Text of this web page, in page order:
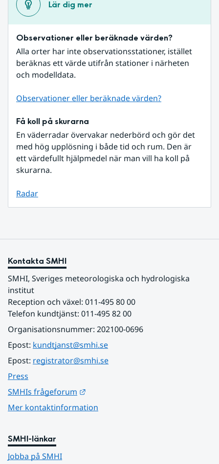
Lär dig mer
Observationer eller beräknade värden?
Alla orter har inte observationsstationer, istället
beräknas ett värde utifrån stationer i närheten
och modelldata.
Observationer eller beräknade värden?
Få koll på skurarna
En väderradar övervakar nederbörd och gör det
med hög upplösning i både tid och rum. Den är
ett värdefullt hjälpmedel när man vill ha koll på
skurarna.
Radar
Kontakta SMHI
SMHI, Sveriges meteorologiska och hydrologiska
institut
Reception och växel: 011-495 80 00
Telefon kundtjänst: 011-495 82 00
Organisationsnummer: 202100-0696
Epost: kundtjanst@smhi.se
Epost: registrator@smhi.se
Press
SMHIs frågeforum
Mer kontaktinformation
SMHI-länkar
Jobba på SMHI